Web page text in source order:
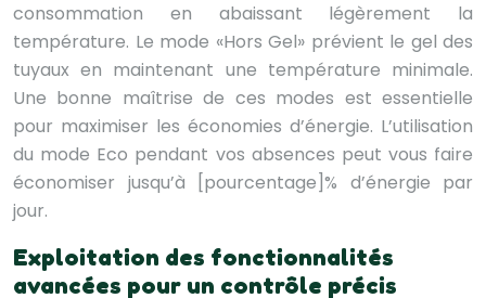
consommation en abaissant légèrement la
température. Le mode «Hors Gel» prévient le gel des
tuyaux en maintenant une température minimale.
Une bonne maîtrise de ces modes est essentielle
pour maximiser les économies d’énergie. L’utilisation
du mode Eco pendant vos absences peut vous faire
économiser jusqu’à [pourcentage]% d’énergie par
jour.
Exploitation des fonctionnalités
avancées pour un contrôle précis